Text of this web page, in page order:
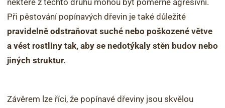
některé z těchto druhů mohou být poměrně agresivní.
Při pěstování popínavých dřevin je také důležité
pravidelně odstraňovat suché nebo poškozené větve
a vést rostliny tak, aby se nedotýkaly stěn budov nebo
jiných struktur.
Závěrem lze říci, že popínavé dřeviny jsou skvělou